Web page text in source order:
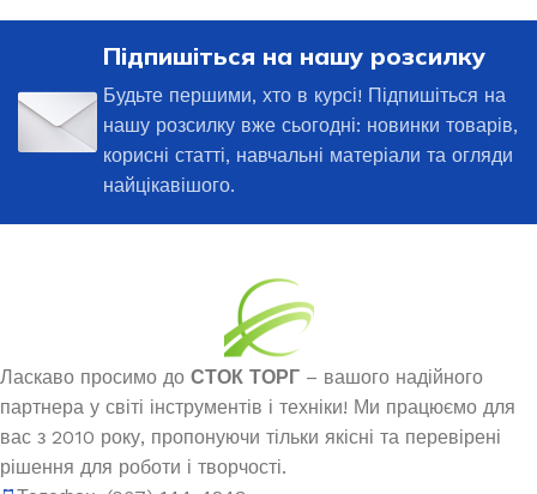
Підпишіться на нашу розсилку
Будьте першими, хто в курсі! Підпишіться на
нашу розсилку вже сьогодні: новинки товарів,
корисні статті, навчальні матеріали та огляди
найцікавішого.
Ласкаво просимо до СТОК ТОРГ – вашого надійного
партнера у світі інструментів і техніки! Ми працюємо для
вас з 2010 року, пропонуючи тільки якісні та перевірені
рішення для роботи і творчості.